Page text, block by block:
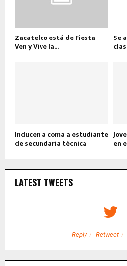
Zacatelco está de Fiesta
Ven y Vive la...
Se
Inducen a coma a estudiante
de secundaria técnica en
LATEST TWEETS
Reply Retweet